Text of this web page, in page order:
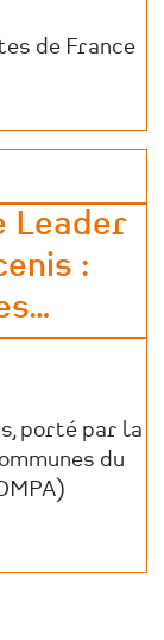
de France
Leader
:
…
porté par la
du